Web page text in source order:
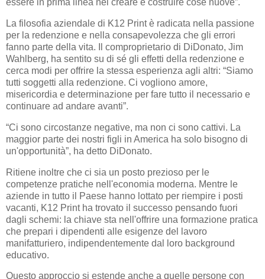
essere in prima linea nel creare e costruire cose nuove”.
La filosofia aziendale di K12 Print è radicata nella passione
per la redenzione e nella consapevolezza che gli errori
fanno parte della vita. Il comproprietario di DiDonato, Jim
Wahlberg, ha sentito su di sé gli effetti della redenzione e
cerca modi per offrire la stessa esperienza agli altri: “Siamo
tutti soggetti alla redenzione. Ci vogliono amore,
misericordia e determinazione per fare tutto il necessario e
continuare ad andare avanti”.
“Ci sono circostanze negative, ma non ci sono cattivi. La
maggior parte dei nostri figli in America ha solo bisogno di
un'opportunità”, ha detto DiDonato.
Ritiene inoltre che ci sia un posto prezioso per le
competenze pratiche nell'economia moderna. Mentre le
aziende in tutto il Paese hanno lottato per riempire i posti
vacanti, K12 Print ha trovato il successo pensando fuori
dagli schemi: la chiave sta nell'offrire una formazione pratica
che prepari i dipendenti alle esigenze del lavoro
manifatturiero, indipendentemente dal loro background
educativo.
Questo approccio si estende anche a quelle persone con